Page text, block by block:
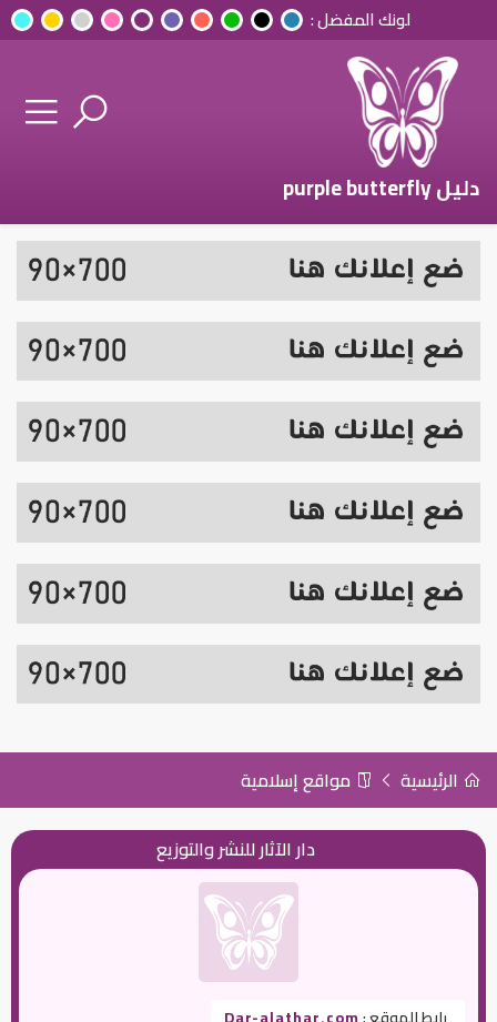
لونك المفضل :
دليل purple butterfly
الرئيسية مواقع إسلامية
دار الآثار للنشر والتوزيع